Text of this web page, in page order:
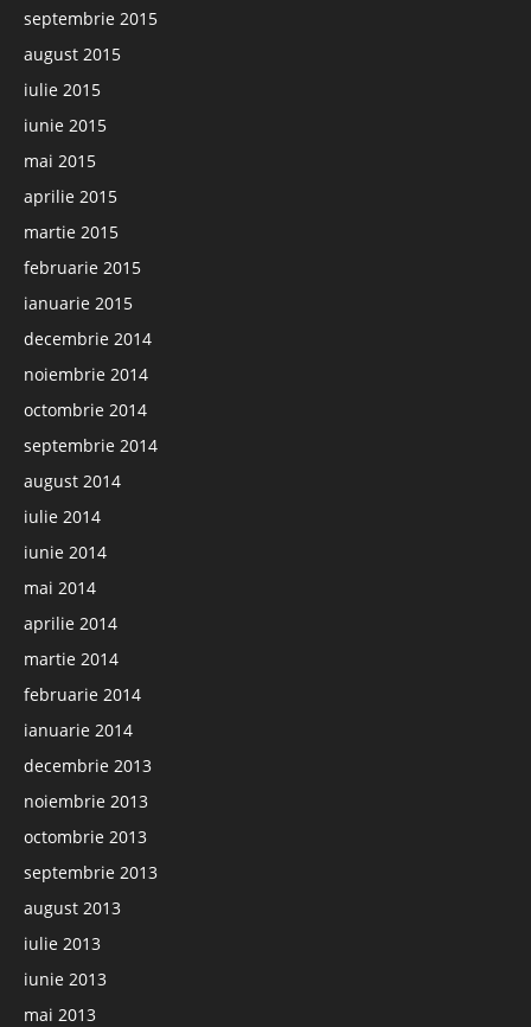
septembrie 2015
august 2015
iulie 2015
iunie 2015
mai 2015
aprilie 2015
martie 2015
februarie 2015
ianuarie 2015
decembrie 2014
noiembrie 2014
octombrie 2014
septembrie 2014
august 2014
iulie 2014
iunie 2014
mai 2014
aprilie 2014
martie 2014
februarie 2014
ianuarie 2014
decembrie 2013
noiembrie 2013
octombrie 2013
septembrie 2013
august 2013
iulie 2013
iunie 2013
mai 2013